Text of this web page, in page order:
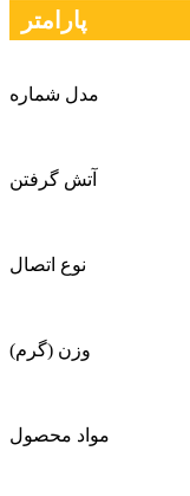
پارامتر
مدل شماره
آتش گرفتن
نوع اتصال
وزن (گرم)
مواد محصول